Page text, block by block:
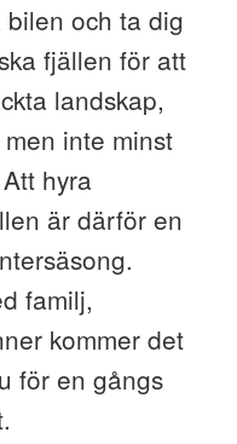
och ta dig
fjällen för att
landskap,
inte minst
hyra
är därför en
familj,
kommer det
för en gångs